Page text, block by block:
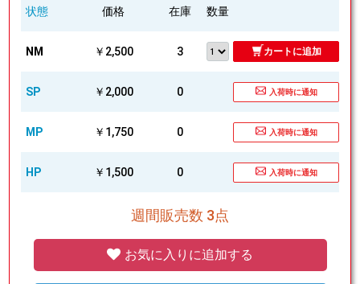
状態 価格 在庫 数量
NM ￥2,500 3 カートに追加
SP ￥2,000 0 入荷時に通知
MP ￥1,750 0 入荷時に通知
HP ￥1,500 0 入荷時に通知
週間販売数 3点
お気に入りに追加する